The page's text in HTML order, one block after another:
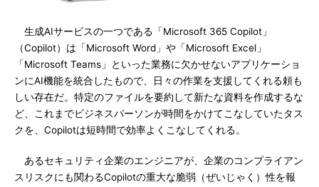
生成AIサービスの一つである「Microsoft 365 Copilot」
（Copilot）は「Microsoft Word」や「Microsoft Excel」
「Microsoft Teams」といった業務に欠かせないアプリケーショ
ンにAI機能を統合したもので、日々の作業を支援してくれる頼も
しい存在だ。特定のファイルを要約して新たな資料を作成するな
ど、これまでビジネスパーソンが時間をかけてこなしていたタス
クを、Copilotは短時間で効率よくこなしてくれる。
あるセキュリティ企業のエンジニアが、企業のコンプライアン
スリスクにも関わるCopilotの重大な脆弱（ぜいじゃく）性を報